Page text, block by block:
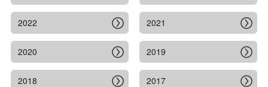
2022 2021
2020 2019
2018 2017